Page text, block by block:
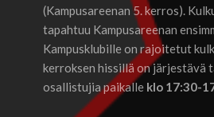
(Kampusareenan 5. kerros).
tapahtuu Kampusareenan
Kampusklubille on rajoitetut
kerroksen hissillä on järjestävä
osallistujia paikalle klo 17:30-